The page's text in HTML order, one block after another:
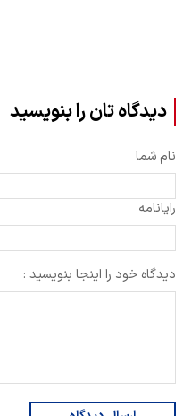
دیدگاه تان را بنویسید
نام شما
رایانامه
دیدگاه خود را اینجا بنویسید :